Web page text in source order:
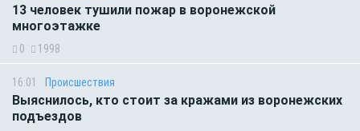
13 человек тушили пожар в воронежской
многоэтажке
0 1998
16:01 Происшествия
Выяснилось, кто стоит за кражами из воронежских
подъездов